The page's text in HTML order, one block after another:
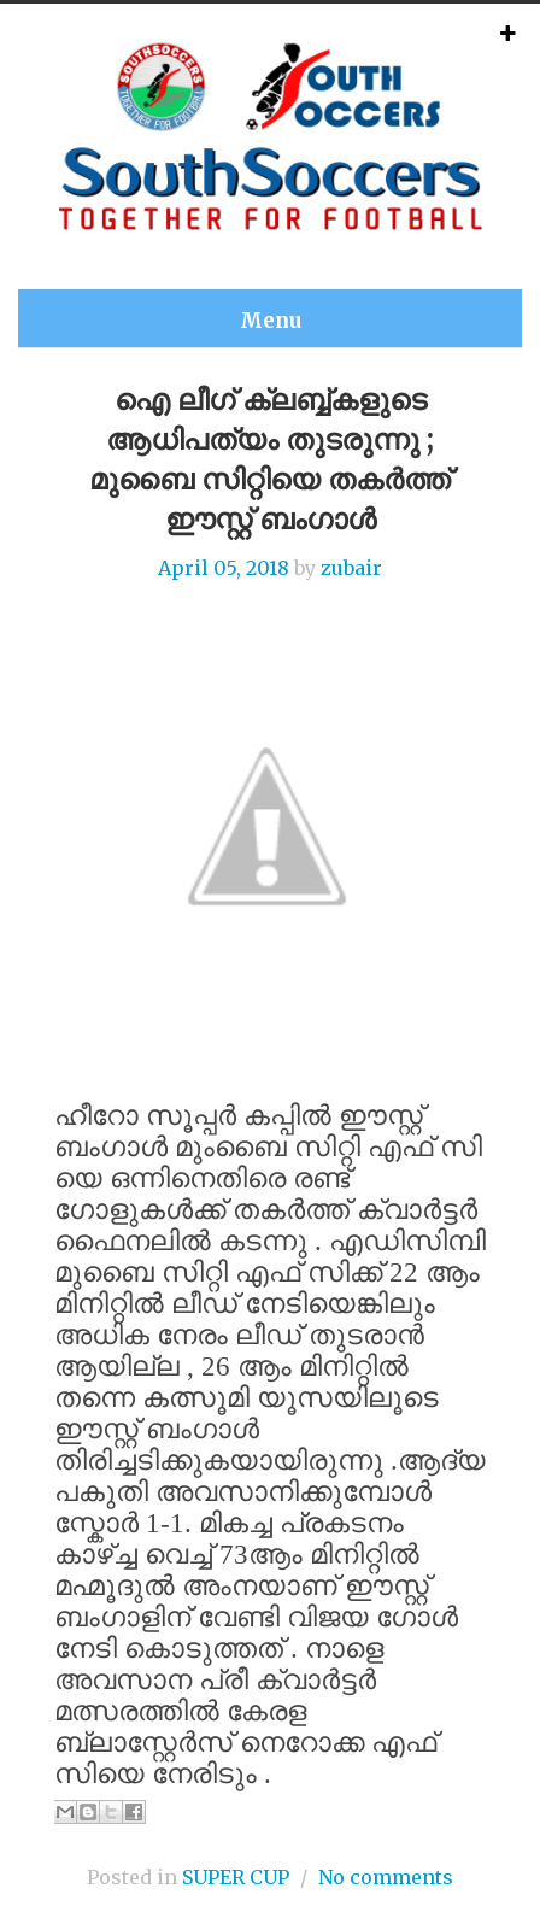
Menu
ഐ ലീഗ് ക്ലബ്ബ്കളുടെ
ആധിപത്യം തുടരുന്നു ;
മുബൈ സിറ്റിയെ തകർത്ത്
ഈസ്റ്റ് ബംഗാൾ
April 05, 2018 by zubair
ഹീറോ സൂപ്പർ കപ്പിൽ ഈസ്റ്റ്
ബംഗാൾ മുംബൈ സിറ്റി എഫ് സി
യെ ഒന്നിനെതിരെ രണ്ട്
ഗോളുകൾക്ക് തകർത്ത് ക്വാർട്ടർ
ഫൈനലിൽ കടന്നു . എഡിസിമ്പി
മുബൈ സിറ്റി എഫ് സിക്ക്22 ആം
മിനിറ്റിൽ ലീഡ് നേടിയെങ്കിലും
അധിക നേരം ലീഡ്തുടരാൻ
ആയില്ല , 26 ആം മിനിറ്റിൽ
തന്നെ കത്സൂമി യൂസയിലൂടെ
ഈസ്റ്റ് ബംഗാൾ
തിരിച്ചടിക്കുകയായിരുന്നു .ആദ്യ
പകുതി അവസാനിക്കുമ്പോൾ
സ്കോർ 1-1. മികച്ച പ്രകടനം
കാഴ്ച്ച വെച്ച്73ആം മിനിറ്റിൽ
മഹ്മൂദുൽ അംനയാണ് ഈസ്റ്റ്
ബംഗാളിന് വേണ്ടി വിജയ ഗോൾ
നേടി കൊടുത്തത്. നാളെ
അവസാന പ്രീ ക്വാർട്ടർ
മത്സരത്തിൽ കേരള
ബ്ലാസ്റ്റേർസ് നെറോക്ക എഫ്
സിയെ നേരിടും .
Posted in SUPER CUP / No comments